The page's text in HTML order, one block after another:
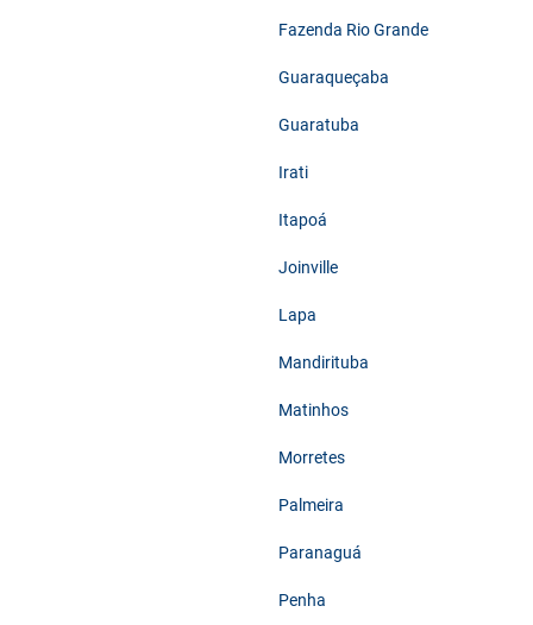
Fazenda Rio Grande
Guaraqueçaba
Guaratuba
Irati
Itapoá
Joinville
Lapa
Mandirituba
Matinhos
Morretes
Palmeira
Paranaguá
Penha